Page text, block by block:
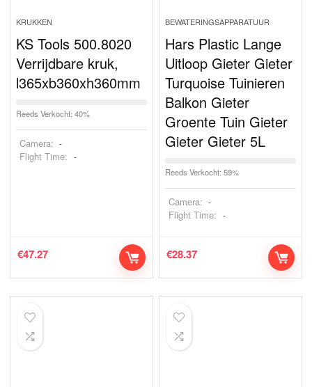
KRUKKEN
KS Tools 500.8020
Verrijdbare kruk,
l365xb360xh360mm
Reeds Verkocht: 40%
Camera: -
Flight Time: -
€47.27
BEWATERINGSAPPARATUUR
Hars Plastic Lange
Uitloop Gieter Gieter
Turquoise Tuinieren
Balkon Gieter
Groente Tuin Gieter
Gieter Gieter 5L
Reeds Verkocht: 59%
Camera: -
Flight Time: -
€28.37